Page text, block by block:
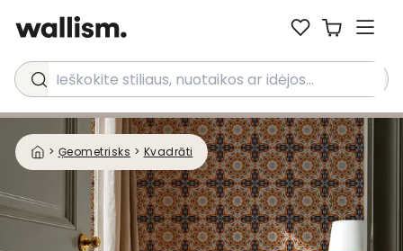
Ieškokite stiliaus, nuotaikos ar idėjos...
> Ģeometrisks > Kvadrāti